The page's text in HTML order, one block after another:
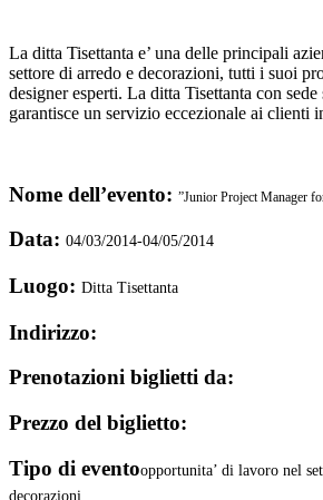
La ditta Tisettanta e’ una delle principali
settore di arredo e decorazioni, tutti i suoi
designer esperti. La ditta Tisettanta con
garantisce un servizio eccezionale ai clienti
Nome dell’evento: ”Junior Project Manager
Data: 04/03/2014-04/05/2014
Luogo: Ditta Tisettanta
Indirizzo:
Prenotazioni biglietti da:
Prezzo del biglietto:
Tipo di eventoopportunita’ di lavoro nel
decorazioni